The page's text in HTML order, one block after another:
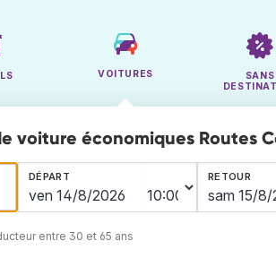
VOITURES
SANS
voiture économiques Routes
DÉPART RETOUR
entre 30 et 65 ans